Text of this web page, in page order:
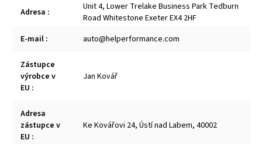
Adresa :
Unit 4, Lower Trelake Business Park Tedburn
Road Whitestone Exeter EX4 2HF
E-mail : auto@helperformance.com
Zástupce
výrobce v
EU :
Jan Kovář
Adresa
zástupce v
EU :
Ke Kovářovi 24, Ústí nad Labem, 40002